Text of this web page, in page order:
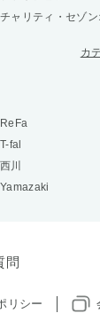
チャリティ・セゾ
カ
ReFa
T-fal
西川
Yamazaki
問
リシー